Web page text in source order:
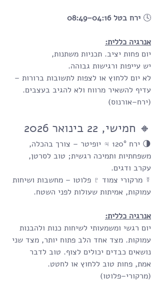
🕓 ירח בטל 04:16–08:49
אנרגיה כללית:
יום פחות יציב. תכניות משתנות,
יש עייפות ורגישות גבוהה.
לא יום ללחוץ או לצפות לתשובות ברורות –
עדיף להשאיר מרווח ולא להגיב בעצבים.
(ירח–אורנוס)
🔸 חמישי, 22 בינואר 2026
🌗 ירח 120° ♃ יופיטר – צורך בהכלה,
משפחתיות ותמיכה רגשית; טוב לסרטן,
עקרב ודגים.
☿ מרקורי צמוד ♇ פלוטו – מחשבות ושיחות
עמוקות, אמיתות שעולות לפני השטח.
אנרגיה כללית:
יום רגשי ומשמעותי לשיחות כנות ולהבנות
עמוקות. מצד אחד הלב פתוח יותר, מצד שני
נושאים כבדים יכולים לצוף. טוב לדבר
אמת, פחות טוב ללחוץ או לחטט.
(מרקורי–פלוטו)